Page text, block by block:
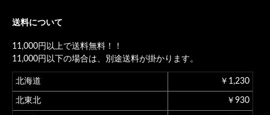
送料について
11,000円以上で送料無料！！
11,000円以下の場合は、別途送料が掛かります。
北海道 ￥1,230
北東北 ￥930